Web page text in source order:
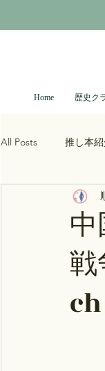
Home 歴史ク
All Posts 推し本
大河ドラマ
青木裕司と中島
レトロゲーム
ch